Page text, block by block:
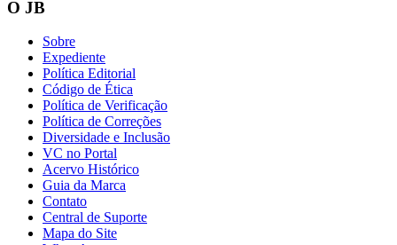
O JB
Sobre
Expediente
Política Editorial
Código de Ética
Política de Verificação
Política de Correções
Diversidade e Inclusão
VC no Portal
Acervo Histórico
Guia da Marca
Contato
Central de Suporte
Mapa do Site